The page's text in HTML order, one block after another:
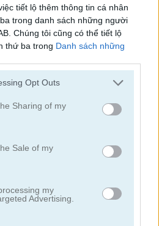
tiết lộ thêm thông tin cá nhân
trong danh sách những người
Chúng tôi cũng có thể tiết lộ
thứ ba trong Danh sách những
các bên thứ ba khác.
store information including but
behaviour. You may click to
and its third-party tags to
purposes in below Google
Opt Outs
Sharing of my
Sale of my
my
Advertising.
Text Twist 2